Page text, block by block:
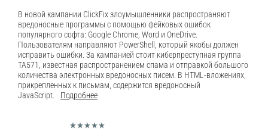
В новой кампании ClickFix злоумышленники распространяют
вредоносные программы с помощью фейковых ошибок
популярного софта: Google Chrome, Word и OneDrive.
Пользователям направляют PowerShell, который якобы должен
исправить ошибки. За кампанией стоит киберпреступная группа
TA571, известная распространением спама и отправкой большого
количества электронных вредоносных писем. В HTML-вложениях,
прикрепленных к письмам, содержится вредоносный
JavaScript.
Подробнее